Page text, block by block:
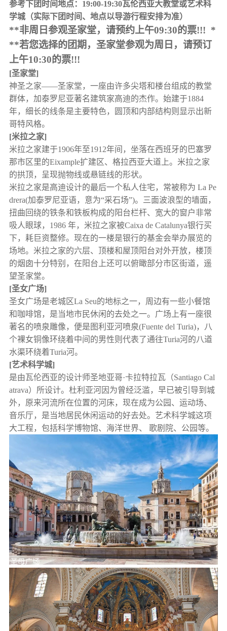
参考下团时间地点：19:00-19:30瓦伦西亚大教堂或艺术科
学城（实际下团时间、地点以导游行程安排为准）
**非周日参观圣家堂，请预约上午09:30的票!!! *
**若您选择的团期，圣家堂参观为周日，请预订
上午10:30的票!!!
[圣家堂]
神圣之家——圣家堂，一座由许多尖塔和楼台组成的教堂
群体，加泰罗尼亚著名建筑家高迪的杰作。始建于1884
年，细长的线条是主要特色，圆顶和内部结构则显示出新
哥特风格。
[米拉之家]
米拉之家建于1906年至1912年间，坐落在西班牙的巴塞罗
那市区里的Eixample扩建区、格拉西亚大道上。米拉之家
的拱顶，呈现抛物线或悬链线的形状。
米拉之家是高迪设计的最后一个私人住宅，常被称为 La Pe
drera(加泰罗尼亚语，意为“采石场”)。三面波浪型的墙面，
扭曲回绕的铁条和铁板构成的阳台栏杆、宽大的窗户非常
吸人眼球，1986 年，米拉之家被Caixa de Catalunya银行买
下，耗巨资整修。现在的一楼是银行的基金会举办展览的
场地。米拉之家的六层、顶楼和屋顶阳台对外开放，楼顶
的烟囱十分特别，在阳台上还可以俯瞰部分市区街道，遥
望圣家堂。
[圣女广场]
圣女广场是老城区La Seu的地标之一，周边有一些小餐馆
和咖啡馆，是当地市民休闲的去处之一。广场上有一座很
著名的喷泉雕像，便是图利亚河喷泉(Fuente del Turia)，八
个裸女铜像环绕着中间的男性则代表了通往Turia河的八道
水渠环绕着Turia河。
[艺术科学城]
是由瓦伦西亚的设计师圣地亚哥·卡拉特拉瓦（Santiago Cal
atrava）所设计。杜利亚河因为曾经泛滥，早已被引导到城
外，原来河流所在位置的河床，现在成为公园、运动场、
音乐厅，是当地居民休闲运动的好去处。艺术科学城这项
大工程，包括科学博物馆、海洋世界、 歌剧院、公园等。